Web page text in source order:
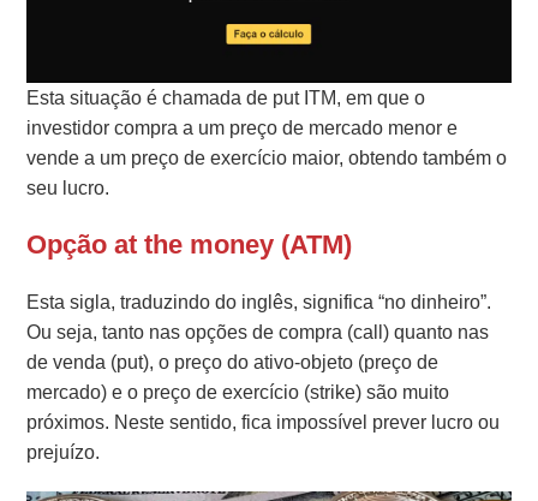
Esta situação é chamada de put ITM, em que o
investidor compra a um preço de mercado menor e
vende a um preço de exercício maior, obtendo também o
seu lucro.
Opção at the money (ATM)
Esta sigla, traduzindo do inglês, significa “no dinheiro”.
Ou seja, tanto nas opções de compra (call) quanto nas
de venda (put), o preço do ativo-objeto (preço de
mercado) e o preço de exercício (strike) são muito
próximos. Neste sentido, fica impossível prever lucro ou
prejuízo.